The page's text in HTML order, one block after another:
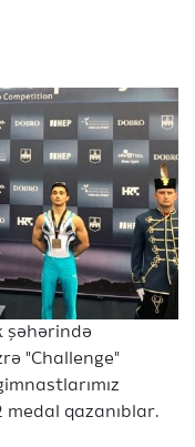
şəhərində
"Challenge"
qazanıblar.